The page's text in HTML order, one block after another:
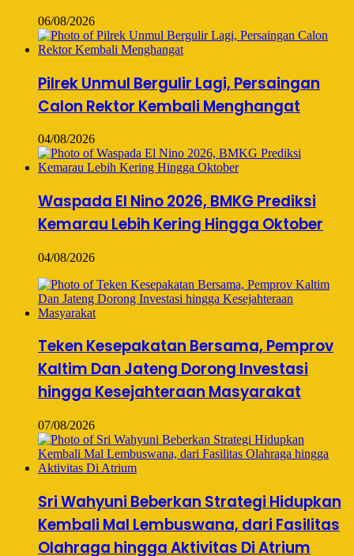
06/08/2026
Pilrek Unmul Bergulir Lagi, Persaingan
Calon Rektor Kembali Menghangat
04/08/2026
Waspada El Nino 2026, BMKG Prediksi
Kemarau Lebih Kering Hingga Oktober
04/08/2026
Teken Kesepakatan Bersama, Pemprov
Kaltim Dan Jateng Dorong Investasi
hingga Kesejahteraan Masyarakat
07/08/2026
Sri Wahyuni Beberkan Strategi Hidupkan
Kembali Mal Lembuswana, dari Fasilitas
Olahraga hingga Aktivitas Di Atrium